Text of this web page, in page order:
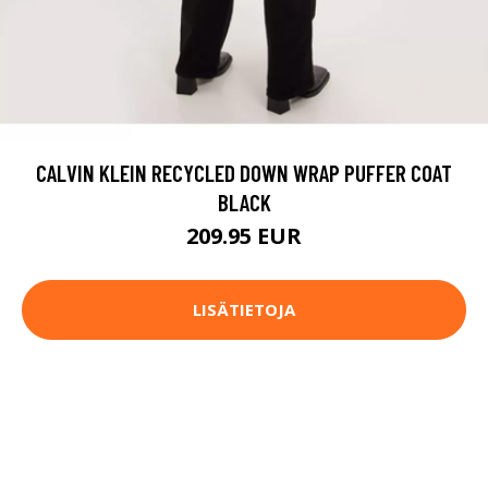
CALVIN KLEIN RECYCLED DOWN WRAP PUFFER COAT
BLACK
209.95 EUR
LISÄTIETOJA